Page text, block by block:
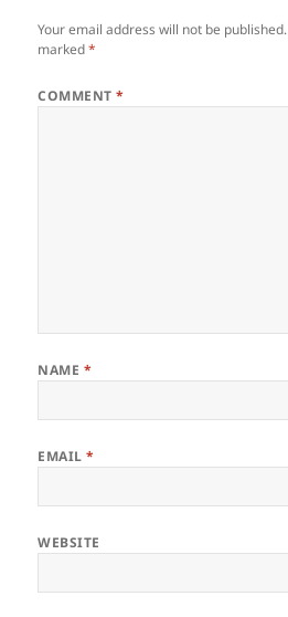
Your email address will not be published.
marked*
COMMENT*
NAME *
EMAIL*
WEBSITE